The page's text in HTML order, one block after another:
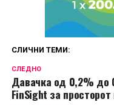
СЛИЧНИ ТЕМИ:
СЛЕДНО
Давачка од 0,2% до
FinSight за